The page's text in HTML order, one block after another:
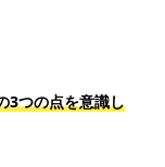
3つの点を意識し